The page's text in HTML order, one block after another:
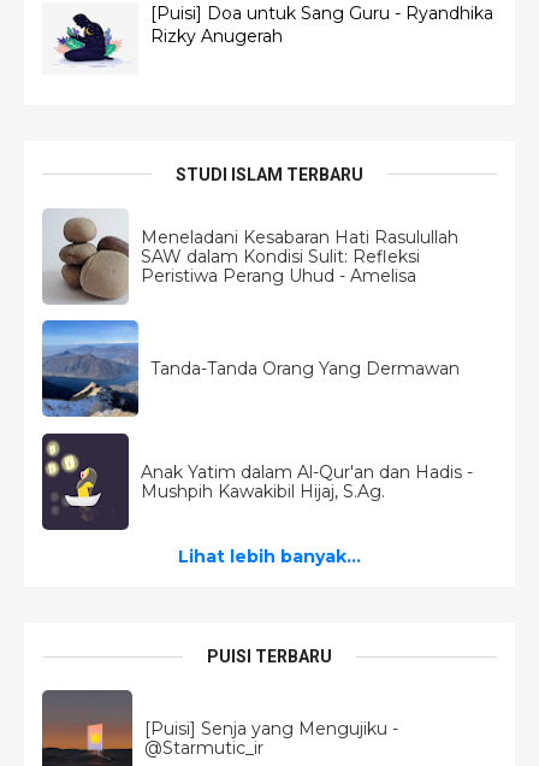
[Puisi] Doa untuk Sang Guru - Ryandhika
Rizky Anugerah
STUDI ISLAM TERBARU
Meneladani Kesabaran Hati Rasulullah
SAW dalam Kondisi Sulit: Refleksi
Peristiwa Perang Uhud - Amelisa
Tanda-Tanda Orang Yang Dermawan
Anak Yatim dalam Al-Qur'an dan Hadis -
Mushpih Kawakibil Hijaj, S.Ag.
Lihat lebih banyak...
PUISI TERBARU
[Puisi] Senja yang Mengujiku -
@Starmutic_ir